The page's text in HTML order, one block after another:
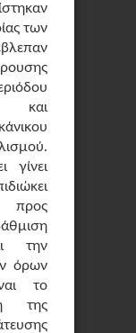
των
και
γίνει
προς
την
όρων
το
της